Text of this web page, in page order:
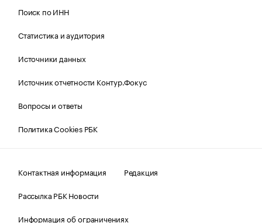
Поиск по ИНН
Статистика и аудитория
Источники данных
Источник отчетности Контур.Фокус
Вопросы и ответы
Политика Cookies РБК
Контактная информация
Редакция
Рассылка РБК Новости
Информация об ограничениях